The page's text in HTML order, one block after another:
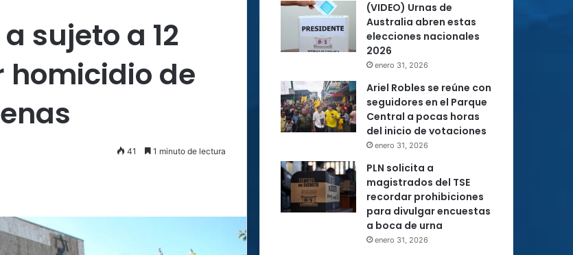
sujeto a 12
homicidio de
41 1 minuto de lectura
(VIDEO) Urnas de
Australia abren estas
elecciones nacionales
2026
enero 31, 2026
Ariel Robles se reúne con
seguidores en el Parque
Central a pocas horas
del inicio de votaciones
enero 31, 2026
PLN solicita a
magistrados del TSE
recordar prohibiciones
para divulgar encuestas
a boca de urna
enero 31, 2026